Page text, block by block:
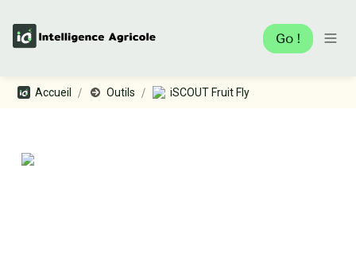
Go !
Accueil / Outils / iSCOUT Fruit Fly